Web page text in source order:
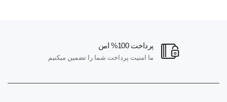
پرداخت 100% امن
ما امنیت پرداخت شما را تضمین میکنیم